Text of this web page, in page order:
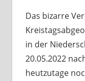
Das bizarre
in der
20.05.2022
heutzutage